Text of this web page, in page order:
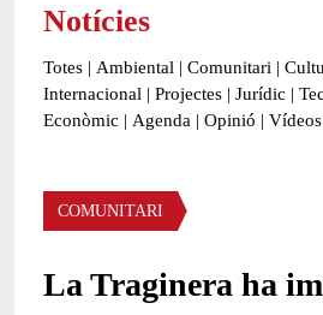
Notícies
Totes | Ambiental | Comunitari |
Internacional | Projectes | Jurídic |
Econòmic | Agenda | Opinió | Vídeos
Àmbit de la notícia
COMUNITARI
La Traginera ha